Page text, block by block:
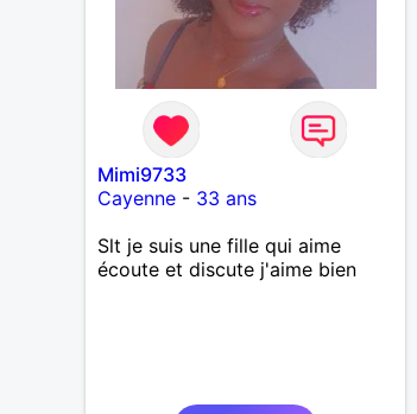
Mimi9733
Cayenne- 33 ans
Slt je suis une fille qui aime
écoute et discute j'aime bien